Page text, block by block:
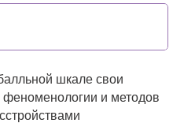
шкале свои
феноменологии и методов